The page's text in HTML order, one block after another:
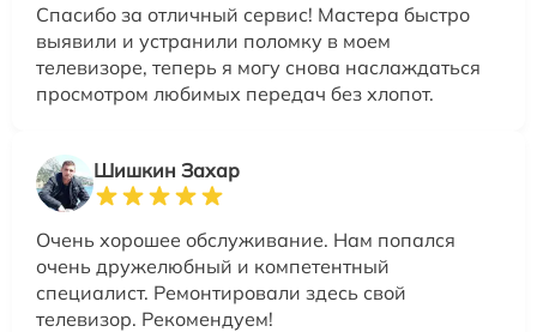
Спасибо за отличный сервис! Мастера быстро
выявили и устранили поломку в моем
телевизоре, теперь я могу снова наслаждаться
просмотром любимых передач без хлопот.
Шишкин Захар
Очень хорошее обслуживание. Нам попался
очень дружелюбный и компетентный
специалист. Ремонтировали здесь свой
телевизор. Рекомендуем!